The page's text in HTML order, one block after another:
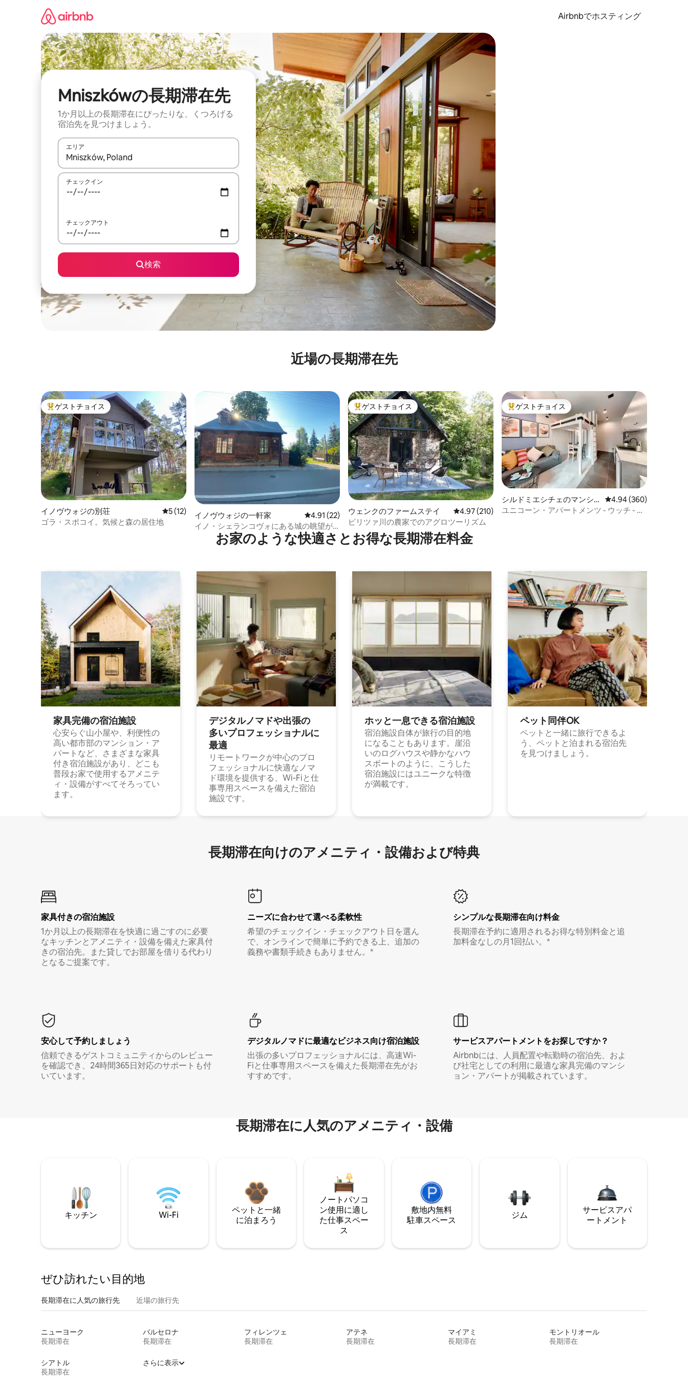
Airbnbでホスティング
Mniszkówの長期滞在先
1か月以上の長期滞在にぴったりな、くつろげる
宿泊先を見つけましょう。
エリア
検索結果が表示されたら、上下の矢印キーを使って移動するか、画面をタッチまたはスワイプして検索結果を確認することができます。
チェックイン
チェックアウト
検索
近場の長期滞在先
大好評のゲストチョイスです。
ゲストチョイス
イノヴウォジの別荘 レビュー12件、5つ星中5つ星の平均評価
5 (12)
ゴラ・スポコイ。気候と森の居住地
イノヴウォジの一軒家 レビュー22件、5つ星中4.91つ星の平均評価
4.91 (22)
イノ・シェランコヴォにある城の眺望が
楽しめるのどかな家
大好評のゲストチョイスです。
ゲストチョイス
ウェンクのファームステイ レビュー210件、5つ星中4.97つ星の平均評価
4.97 (210)
ピリツァ川の農家でのアグロツーリズム
大好評のゲストチョイスです。
ゲストチョイス
シルドミエシチェのマンシ
ョン・アパート
レビュー360件、5つ星
4.94 (360)
ユニコーン・アパートメンツ - ウッチ - セ
お家のような快⁠適⁠さ⁠とお⁠得⁠な長⁠期⁠滞⁠在料⁠金
家具完備の宿⁠泊⁠施⁠設
心安らぐ山小屋や、利便性の
高い都市部のマンション・ア
パートなど、さまざまな家具
付き宿泊施設があり、どこも
普段お家で使用するアメニテ
ィ・設備がすべてそろってい
ます。
デジタルノマドや出⁠張⁠の
多⁠いプ⁠ロ⁠フ⁠ェ⁠ッ⁠シ⁠ョ⁠ナ⁠ル⁠に
最⁠適
リモートワークが中心のプロ
フェッショナルに快適なノマ
ド環境を提供する、Wi-Fiと仕
事専用スペースを備えた宿泊
施設です。
ホッと一⁠息⁠で⁠き⁠る宿⁠泊施⁠設
宿泊施設自体が旅行の目的地
になることもあります。崖沿
いのログハウスや静かなハウ
スボートのように、こうした
宿泊施設にはユニークな特徴
が満載です。
ペット同⁠伴OK
ペットと一緒に旅行できるよ
う、ペットと泊まれる宿泊先
を見つけましょう。
長期滞在向け⁠のア⁠メ⁠ニ⁠テ⁠ィ⁠・設⁠備⁠および特⁠典
家具付き⁠の宿⁠泊⁠施⁠設
1か月以上の長期滞在を快適に過ごすのに必要
なキッチンとアメニティ・設備を備えた家具付
きの宿泊先。また貸しでお部屋を借りる代わり
となるご提案です。
ニーズに合わせて選べる柔軟性
希望のチェックイン・チェックアウト日を選ん
で、オンラインで簡単に予約できる上、追加の
義務や書類手続きもありません。*
シンプルな長期滞在向け料金
長期滞在予約に適用されるお得な特別料金と追
加料金なしの月1回払い。*
安心して予約しましょう
信頼できるゲストコミュニティからのレビュー
を確認でき、24時間365日対応のサポートも付
いています。
デジタルノマド⁠に最⁠適⁠なビ⁠ジ⁠ネ⁠ス⁠向⁠け宿⁠泊⁠施⁠設
出張の多いプロフェッショナルには、高速Wi-
Fiと仕事専用スペースを備えた長期滞在先がお
すすめです。
サービスアパートメントをお探しですか？
Airbnbには、人員配置や転勤時の宿泊先、およ
び社宅としての利用に最適な家具完備のマンシ
ョン・アパートが掲載されています。
長期滞在に人気のアメニティ・設備
キッチン Wi-Fi
ペットと一緒
に泊まろう
ノートパソコ
ン使用に適し
た仕事スペー
ス
敷地内無料
駐⁠車ス⁠ペ⁠ー⁠ス
ジム
サービスアパ
ートメント
ぜひ訪⁠れ⁠た⁠い目⁠的⁠地
長期滞在に人気の旅行先 近場の旅行先
ニューヨーク
長期滞在
バルセロナ
長期滞在
フィレンツェ
長期滞在
アテネ
長期滞在
マイアミ
長期滞在
モントリオール
長期滞在
シアトル
長期滞在
さらに表示